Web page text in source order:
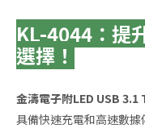
KL-4044：提
選擇！
金濤電子附LED USB
具備快速充電和高速數